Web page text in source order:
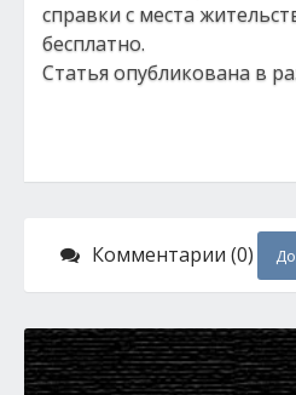
справки с места
бесплатно.
Статья опубликована в
Комментарии (0)